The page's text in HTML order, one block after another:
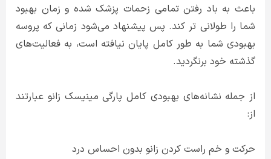
باعث به باد رفتن تمامی زحمات پزشک شده و زمان بهبود
شما را طولانی تر کند. پس پیشنهاد می‌شود زمانی که پروسه
بهبودی شما به طور کامل پایان نیافته است، به فعالیت‌های
گذشته خود برنگردید.
از جمله نشانه‌های بهبودی کامل پارگی مینیسک زانو عبارتند
از:
حرکت و خم راست کردن زانو بدون احساس درد